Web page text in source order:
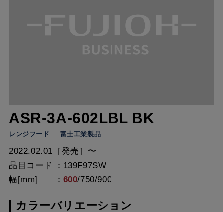
ASR-3A-602LBL BK
レンジフード 富士工業製品
2022.02.01［発売］〜
品目コード
139F97SW
幅[mm]
600/750/900
カラーバリエーション